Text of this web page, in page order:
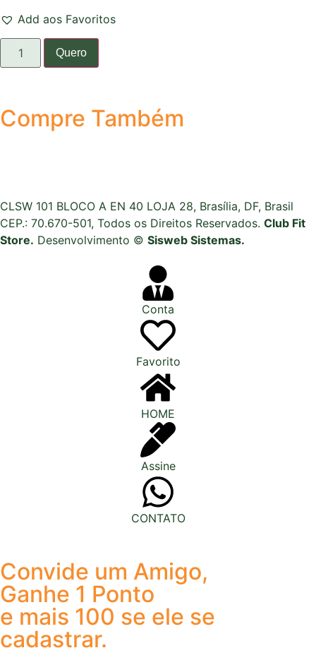
Add aos Favoritos
Quero
Compre Também
CLSW 101 BLOCO A EN 40 LOJA 28, Brasília, DF, Brasil
CEP.: 70.670-501, Todos os Direitos Reservados. Club Fit
Store. Desenvolvimento © Sisweb Sistemas.
Conta
Favorito
HOME
Assine
CONTATO
Convide um Amigo,
Ganhe 1 Ponto
e mais 100 se ele se
cadastrar.